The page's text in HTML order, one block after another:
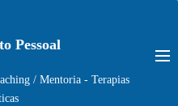
Pessoal
/ Mentoria - Terapias